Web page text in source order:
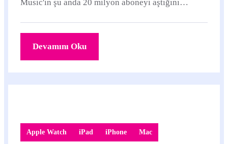
Music'in şu anda 20 milyon aboneyi aştığını
Devamını Oku
Apple Watch iPad iPhone Mac